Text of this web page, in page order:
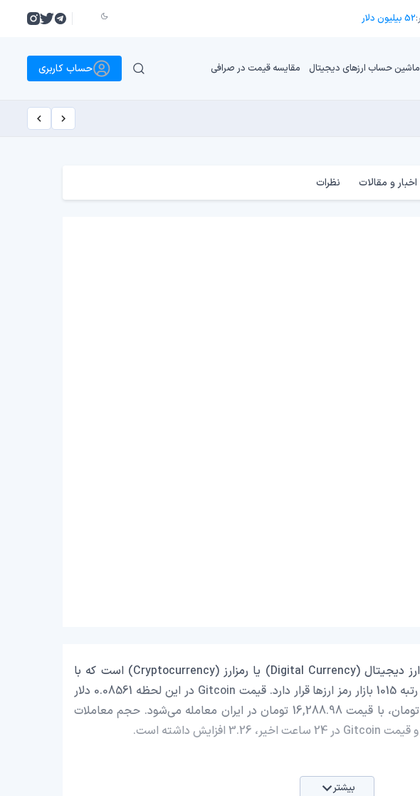
52 بیلیون دلار
ماشین حساب ارزهای دیجیتال مقایسه قیمت در صرافی حساب کاربری
اخبار و مقالات نظرات
Gitcoin با نماد اختصاری (GTC) یک ارز دیجیتال (Digital Currency) یا رمزارز (Cryptocurrency) است که با
ارزش بازار حدود 7,153,677.96 دلار در رتبه 1015 بازار رمز ارزها قرار دارد. قیمت Gitcoin در این لحظه 0.08561 دلار
است که با احتساب قیمت تتر 0.9994 تومان، با قیمت 16,288.98 تومان در ایران معامله می‌شود. حجم معاملات
بیشتر